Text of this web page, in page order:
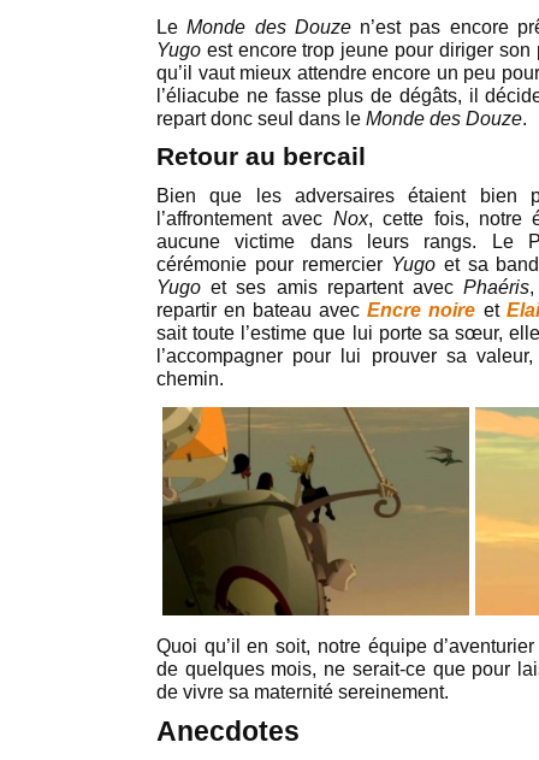
LeMonde des Douzen’est pas encore
Yugo est encore trop jeune pour diriger
qu’il vaut mieux attendre encore un peu
l’éliacube ne fasse plus de dégâts, il
repart donc seul dans le Monde des Douze.
Retour au bercail
Bien que les adversaires étaient bien
l’affrontement avec Nox, cette fois, notre
aucune victime dans leurs rangs. Le
cérémonie pour remercier Yugoet sa
Yugo et ses amis repartent avecPhaéris
repartir en bateau avecEncre noire et
sait toute l’estime que lui porte sa sœur,
l’accompagner pour lui prouver sa
chemin.
Quoi qu’il en soit, notre équipe
de quelques mois, ne serait-ce que pour
de vivre sa maternité sereinement.
Anecdotes